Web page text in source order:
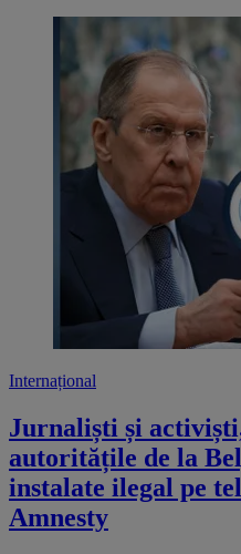
Internațional
Jurnaliști și
autoritățile de la
instalate ilegal pe
Amnesty